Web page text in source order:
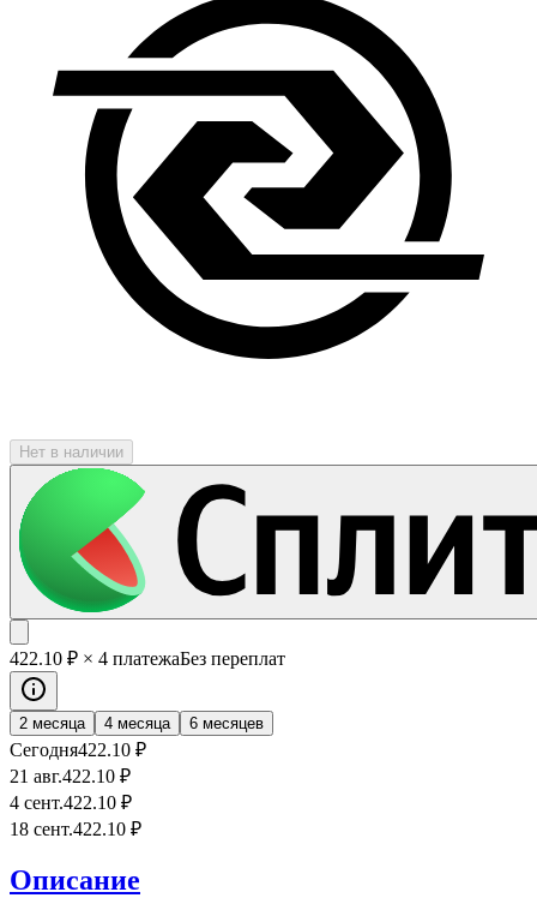
Нет в наличии
422.10 ₽ × 4 платежаБез переплат
2 месяца 4 месяца 6 месяцев
Сегодня422.10 ₽
21 авг.422.10 ₽
4 сент.422.10 ₽
18 сент.422.10 ₽
Описание